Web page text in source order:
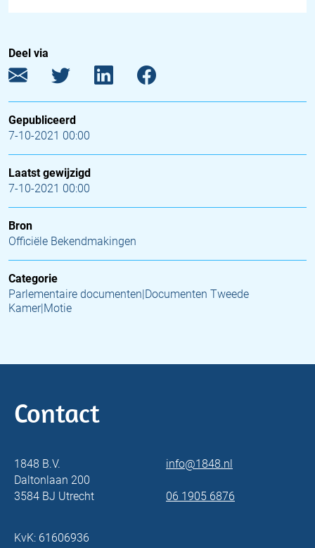
Deel via
Gepubliceerd
7-10-2021 00:00
Laatst gewijzigd
7-10-2021 00:00
Bron
Officiële Bekendmakingen
Categorie
Parlementaire documenten|Documenten Tweede
Kamer|Motie
Contact
1848 B.V.
Daltonlaan 200
3584 BJ Utrecht
info@1848.nl
06 1905 6876
KvK: 61606936